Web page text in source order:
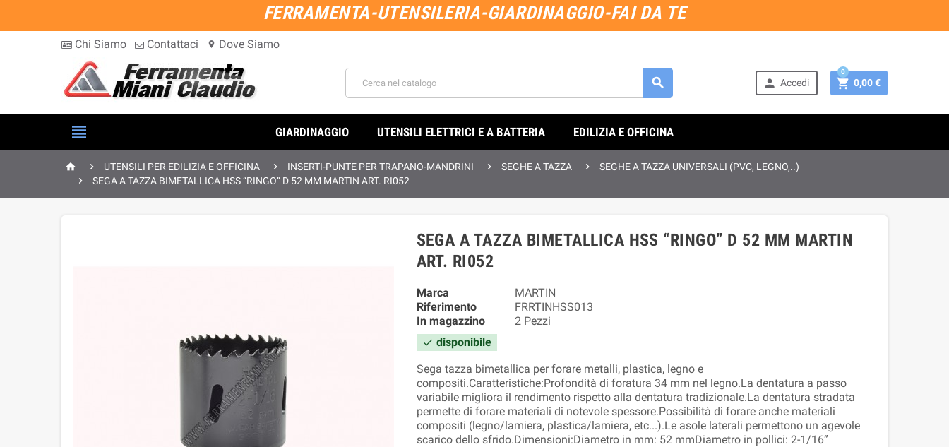
FERRAMENTA-UTENSILERIA-GIARDINAGGIO-FAI DA TE
Chi Siamo Contattaci location_on Dove Siamo
  Accedi  0,00 €
0
 GIARDINAGGIO UTENSILI ELETTRICI E A BATTERIA EDILIZIA E OFFICINA
  UTENSILI PER EDILIZIA E OFFICINA  INSERTI-PUNTE PER TRAPANO-MANDRINI  SEGHE A TAZZA 
SEGHE A TAZZA UNIVERSALI (PVC, LEGNO,..)

SEGA A TAZZA BIMETALLICA HSS “RINGO” D 52 MM MARTIN ART. RI052
SEGA A TAZZA BIMETALLICA HSS “RINGO” D 52 MM MARTIN
ART. RI052
Marca
MARTIN
Riferimento
FRRTINHSS013
In magazzino
2 Pezzi
 disponibile
Sega tazza bimetallica per forare metalli, plastica, legno e
compositi.Caratteristiche:Profondità di foratura 34 mm nel legno.La dentatura a passo
variabile migliora il rendimento rispetto alla dentatura tradizionale.La dentatura stradata
permette di forare materiali di notevole spessore.Possibilità di forare anche materiali
compositi (legno/lamiera, plastica/lamiera, etc...).Le asole laterali permettono un agevole
scarico dello sfrido.Dimensioni:Diametro in mm: 52 mmDiametro in pollici: 2-1/16”